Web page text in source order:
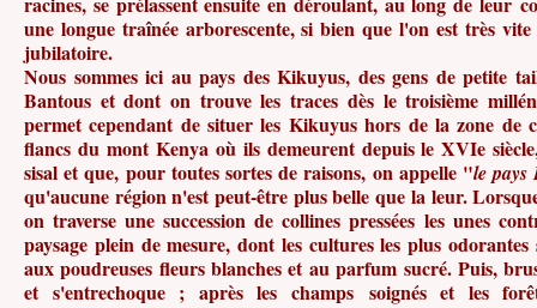
une longue traînée arborescente, si bien que l'on est très
jubilatoire.
Nous sommes ici au pays des Kikuyus, des gens de petite
Bantous et dont on trouve les traces dès le troisième
permet cependant de situer les Kikuyus hors de la zone de
flancs du mont Kenya où ils demeurent depuis le XVIe
sisal et que, pour toutes sortes de raisons, on appelle "le pays
qu'aucune région n'est peut-être plus belle que la leur.
on traverse une succession de collines pressées les unes
paysage plein de mesure, dont les cultures les plus odorantes
aux poudreuses fleurs blanches et au parfum sucré. Puis,
et s'entrechoque ; après les champs soignés et les